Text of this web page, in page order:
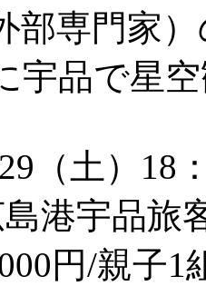
部専門家
宇品で星
土）18
宇品旅
円/親子1